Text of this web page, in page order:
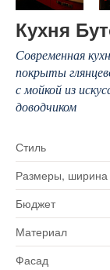
Кухня
Современная
покрыты
с мойкой из
доводчиком
Стиль
Размеры, ширина
Бюджет
Материал
Фасад